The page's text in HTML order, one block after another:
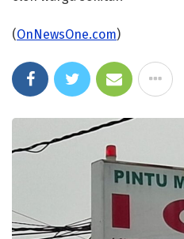
(OnNewsOne.com)